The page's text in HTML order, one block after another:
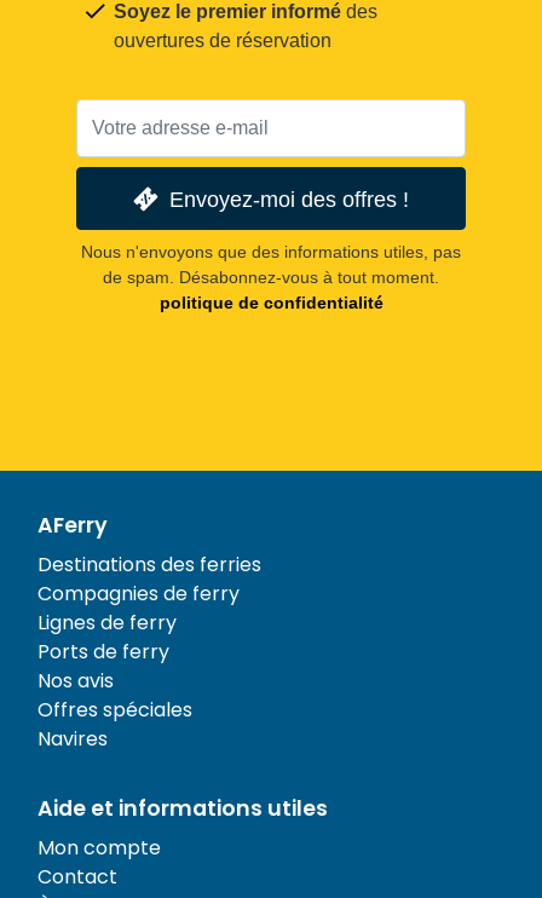
Soyez le premier informé des
ouvertures de réservation
Envoyez-moi des offres !
Nous n'envoyons que des informations utiles, pas
de spam. Désabonnez-vous à tout moment.
politique de confidentialité
AFerry
Destinations des ferries
Compagnies de ferry
Lignes de ferry
Ports de ferry
Nos avis
Offres spéciales
Navires
Aide et informations utiles
Mon compte
Contact